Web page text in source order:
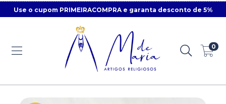
Use o cupom PRIMEIRACOMPRA e garanta desconto de 5%
0